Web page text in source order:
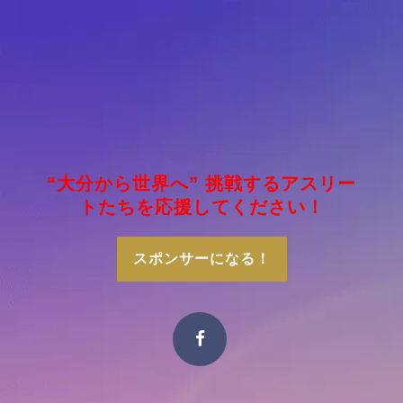
“大分から世界へ” 挑戦するアスリー
トたちを応援してください！
スポンサーになる！